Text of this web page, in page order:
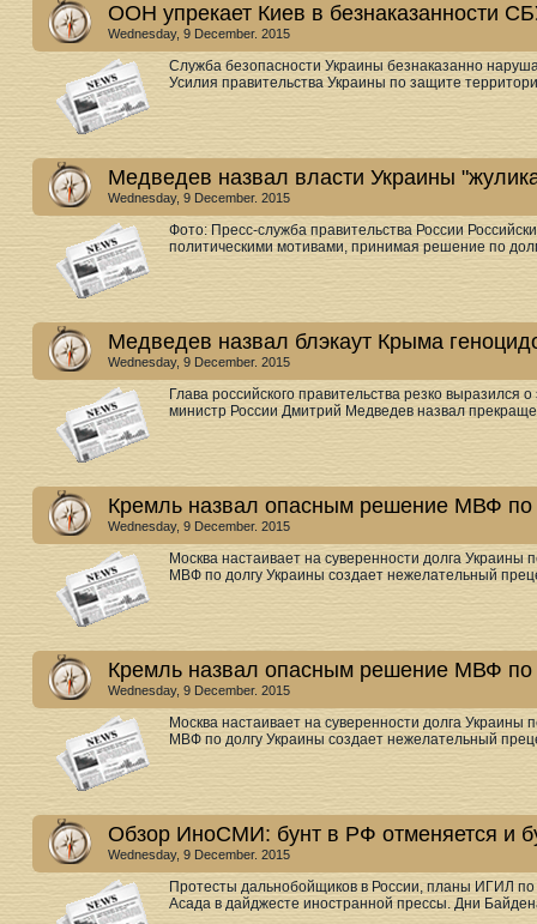
ООН упрекает Киев в безнаказанности
Wednesday, 9 December. 2015
Служба безопасности Украины безнаказанно
Усилия правительства Украины по защите
Медведев назвал власти Украины
Wednesday, 9 December. 2015
Фото: Пресс-служба правительства России
политическими мотивами, принимая решение по
Медведев назвал блэкаут Крыма
Wednesday, 9 December. 2015
Глава российского правительства резко выразился
министр России Дмитрий Медведев назвал
Кремль назвал опасным решение МВФ по
Wednesday, 9 December. 2015
Москва настаивает на суверенности долга
МВФ по долгу Украины создает нежелательный
Кремль назвал опасным решение МВФ по
Wednesday, 9 December. 2015
Москва настаивает на суверенности долга
МВФ по долгу Украины создает нежелательный
Обзор ИноСМИ: бунт в РФ отменяется и
Wednesday, 9 December. 2015
Протесты дальнобойщиков в России, планы ИГИЛ по
Асада в дайджесте иностранной прессы. Дни